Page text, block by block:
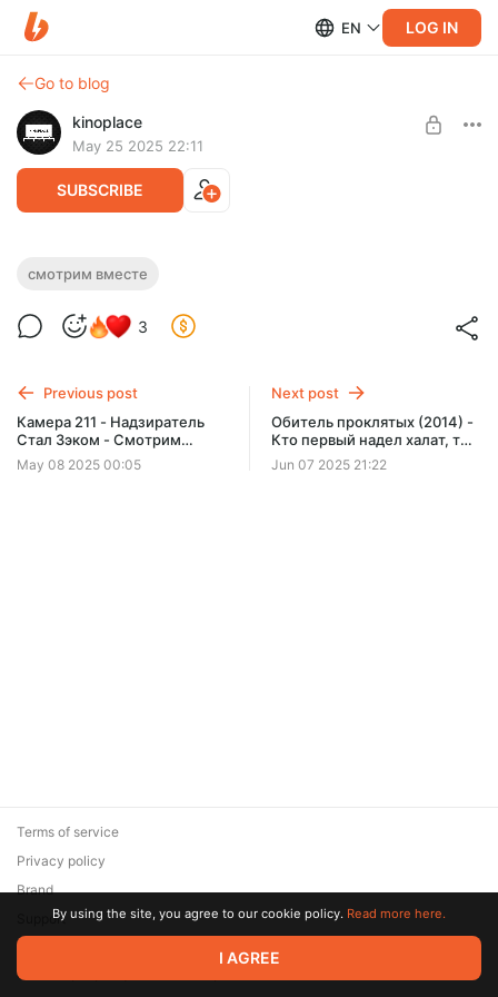
EN LOG IN
Go to blog
kinoplace
May 25 2025 22:11
SUBSCRIBE
Плохая девочка (2024) - Вспомнила
Вместе
Таинственный Наблюдатель
смотрим вместе
3
Previous post
Камера 211 - Надзиратель
Стал Зэком - Смотрим
Вместе
May 08 2025 00:05
Next post
Обитель проклятых (2014) -
Кто первый надел халат, тот
и доктор - Смотрим Вместе
Jun 07 2025 21:22
© 2026 Zaya Solutions Limited. All rights reserved. All trademarks
are the property of their respective owners.
Terms of service
Privacy policy
Brand
SupportBy using the site, you agree to our cookie policy. Read more here.
I AGREE